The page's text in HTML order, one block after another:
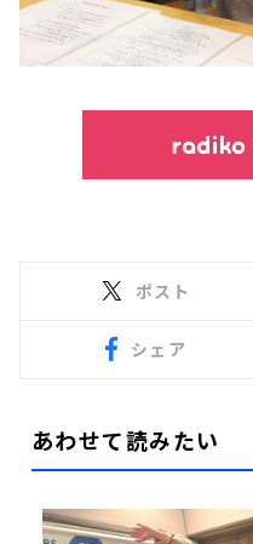
ポスト
シェア
あわせて読みたい